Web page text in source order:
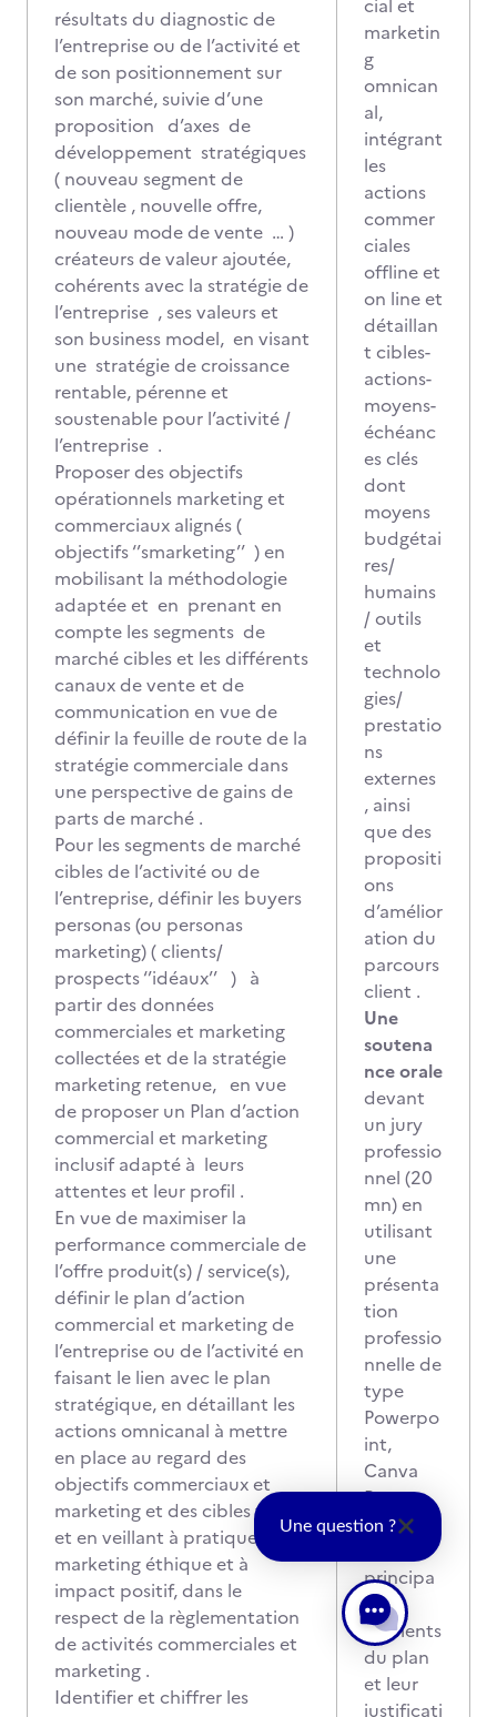
résultats du diagnostic de
l’entreprise ou de l’activité et
de son positionnement sur
son marché, suivie d’une
proposition d’axes de
développement stratégiques
( nouveau segment de
clientèle , nouvelle offre,
nouveau mode de vente … )
créateurs de valeur ajoutée,
cohérents avec la stratégie de
l’entreprise , ses valeurs et
son business model, en visant
une stratégie de croissance
rentable, pérenne et
soustenable pour l’activité /
l’entreprise .
Proposer des objectifs
opérationnels marketing et
commerciaux alignés (
objectifs ‘’smarketing’’ ) en
mobilisant la méthodologie
adaptée et en prenant en
compte les segments de
marché cibles et les différents
canaux de vente et de
communication en vue de
définir la feuille de route de la
stratégie commerciale dans
une perspective de gains de
parts de marché .
Pour les segments de marché
cibles de l’activité ou de
l’entreprise, définir les buyers
personas (ou personas
marketing) ( clients/
prospects ‘’idéaux’’ ) à
partir des données
commerciales et marketing
collectées et de la stratégie
marketing retenue, en vue
de proposer un Plan d’action
commercial et marketing
inclusif adapté à leurs
attentes et leur profil .
En vue de maximiser la
performance commerciale de
l’offre produit(s) / service(s),
définir le plan d’action
commercial et marketing de
l’entreprise ou de l’activité en
faisant le lien avec le plan
stratégique, en détaillant les
actions omnicanal à mettre
en place au regard des
objectifs commerciaux et
marketing et des cibles visées,
et en veillant à pratiquer un
marketing éthique et à
impact positif, dans le
respect de la règlementation
de activités commerciales et
marketing .
Identifier et chiffrer les
cial et
marketin
g
omnican
al,
intégrant
les
actions
commer
ciales
offline et
on line et
détaillan
t cibles-
actions-
moyens-
échéanc
es clés
dont
moyens
budgétai
res/
humains
/ outils
et
technolo
gies/
prestatio
ns
externes
, ainsi
que des
propositi
ons
d’amélior
ation du
parcours
client .
Une
soutena
nce orale
devant
un jury
professio
nnel (20
mn) en
utilisant
une
présenta
tion
professio
nnelle de
type
Powerpo
int,
Canva
Pro,
synthétis
principa
ux
éléments
du plan
et leur
justificati
Une question ?